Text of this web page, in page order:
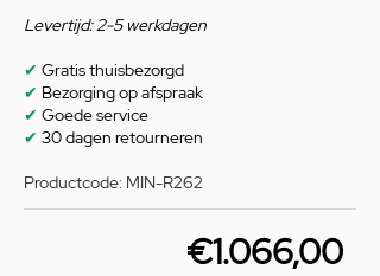
Levertijd: 2-5 werkdagen
✔ Gratis thuisbezorgd
✔ Bezorging op afspraak
✔ Goede service
✔ 30 dagen retourneren
Productcode: MIN-R262
€1.066,00